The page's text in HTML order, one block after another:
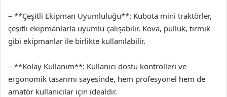
– **Çeşitli Ekipman Uyumluluğu**: Kubota mini traktörler,
çeşitli ekipmanlarla uyumlu çalışabilir. Kova, pulluk, tırmık
gibi ekipmanlar ile birlikte kullanılabilir.
– **Kolay Kullanım**: Kullanıcı dostu kontrolleri ve
ergonomik tasarımı sayesinde, hem profesyonel hem de
amatör kullanıcılar için idealdir.